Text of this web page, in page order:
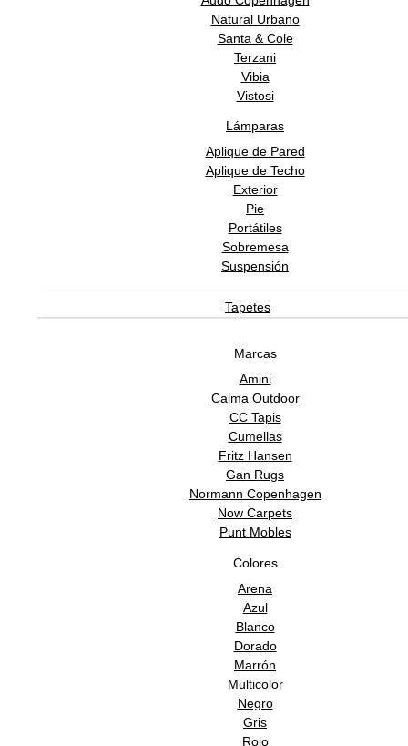
Natural Urbano
Santa & Cole
Terzani
Vibia
Vistosi
Lámparas
Aplique de Pared
Aplique de Techo
Exterior
Pie
Portátiles
Sobremesa
Suspensión
Tapetes
Marcas
Amini
Calma Outdoor
CC Tapis
Cumellas
Fritz Hansen
Gan Rugs
Normann Copenhagen
Now Carpets
Punt Mobles
Colores
Arena
Azul
Blanco
Dorado
Marrón
Multicolor
Negro
Gris
Rojo
SOPORTE
SOBRE ADDREDE
Software GestiónGESIO®